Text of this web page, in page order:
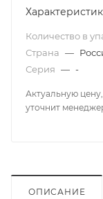
Количество в
Страна —
Серия — -
Актуальную
уточнит
ОПИСАНИЕ